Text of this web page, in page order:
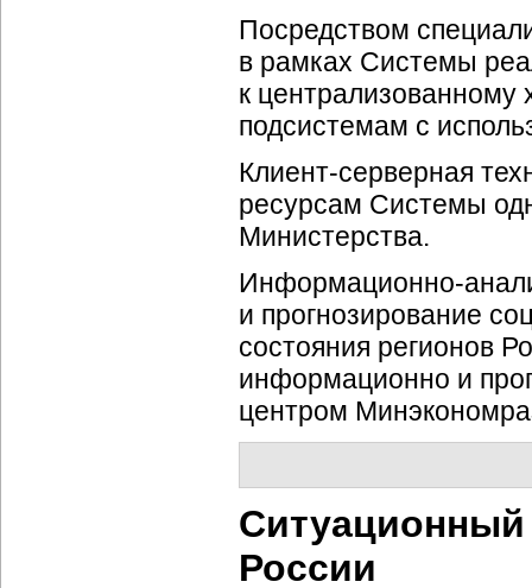
Посредством
в рамках Системы
к
подсистемам с
Клиент-серверная
ресурсам Системы
Министерства.
Информационно-
и прогнозирование
состояния регионов
информационно и
центром
России